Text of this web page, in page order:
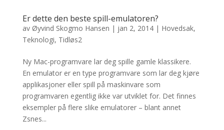
Er dette den beste spill-emulatoren?
av Øyvind Skogmo Hansen | jan 2, 2014| Hovedsak,
Teknologi, Tidløs2
Ny Mac-programvare lar deg spille gamle klassikere.
En emulator er en type programvare som lar deg kjøre
applikasjoner eller spill på maskinvare som
programvaren egentlig ikke var utviklet for. Det finnes
eksempler på flere slike emulatorer – blant annet
Zsnes...